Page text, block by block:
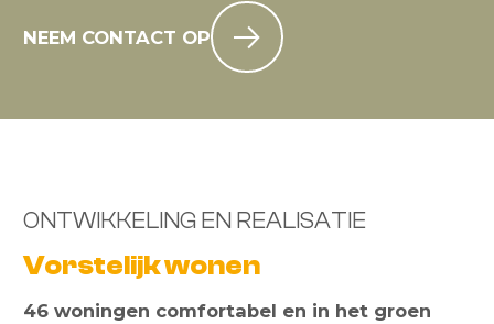
NEEM CONTACT OP
ONTWIKKELING EN REALISATIE
Vorstelijk wonen
46 woningen comfortabel en in het groen